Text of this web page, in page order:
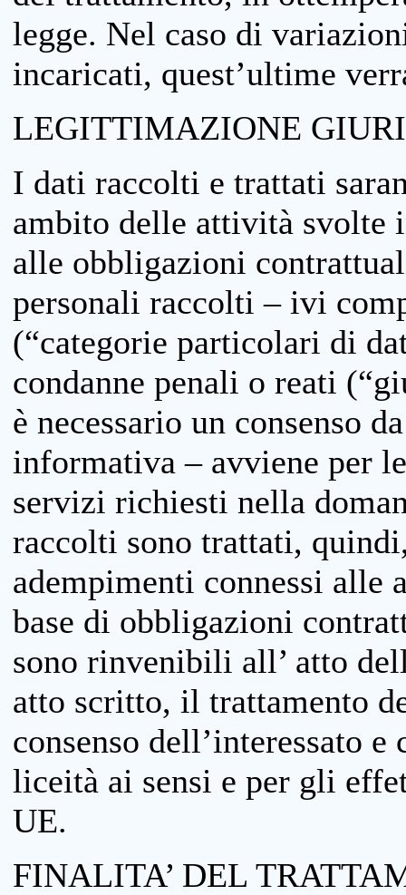
legge. Nel caso di
incaricati, quest’ultime
LEGITTIMAZIONE
I dati raccolti e trattati
ambito delle attività svolte
alle obbligazioni
personali raccolti – ivi
(“categorie particolari di
condanne penali o reati
è necessario un consenso
informativa – avviene per
servizi richiesti nella
raccolti sono trattati,
adempimenti connessi
base di obbligazioni
sono rinvenibili all’ atto
atto scritto, il trattamento
consenso dell’interessato
liceità ai sensi e per gli
UE.
FINALITA’ DEL